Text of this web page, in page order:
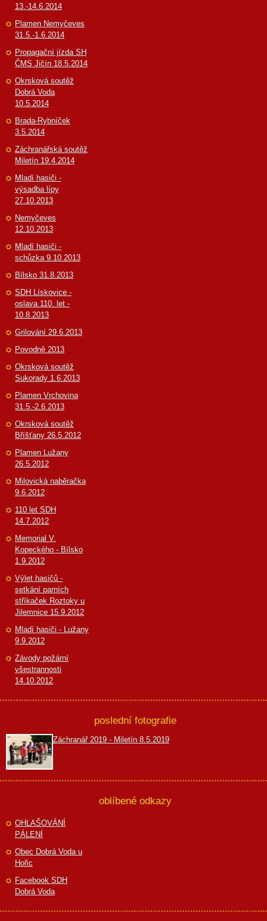
13.-14.6.2014
Plamen Nemyčeves
31.5.-1.6.2014
Propagační jízda SH
ČMS Jičín 18.5.2014
Okrsková soutěž
Dobrá Voda
10.5.2014
Brada-Rybníček
3.5.2014
Záchranářská soutěž
Miletín 19.4.2014
Mladí hasiči -
výsadba lípy
27.10.2013
Nemyčeves
12.10.2013
Mladí hasiči -
schůzka 9.10.2013
Bílsko 31.8.2013
SDH Lískovice -
oslava 110. let -
10.8.2013
Grilování 29.6.2013
Povodně 2013
Okrsková soutěž
Sukorady 1.6.2013
Plamen Vrchovina
31.5.-2.6.2013
Okrsková soutěž
Bříšťany 26.5.2012
Plamen Lužany
26.5.2012
Milovická naběračka
9.6.2012
110 let SDH
14.7.2012
Memorial V.
Kopeckého - Bílsko
1.9.2012
Výlet hasičů -
setkání parních
stříkaček Roztoky u
Jilemnice 15.9.2012
Mladí hasiči - Lužany
9.9.2012
Závody požární
všestrannosti
14.10.2012
poslední fotografie
Záchranář 2019 - Miletín 8.5.2019
oblíbené odkazy
OHLAŠOVÁNÍ
PÁLENÍ
Obec Dobrá Voda u
Hořic
Facebook SDH
Dobrá Voda